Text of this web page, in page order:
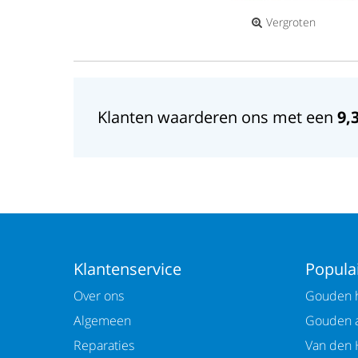
Vergroten
Klanten waarderen ons met een
Klantenservice
Over ons
Algemeen
Reparaties
Gouden
Gouden
Van den